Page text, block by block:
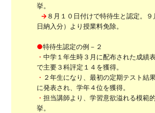
挙。
→ ８月１０日付けで特待生と認定。
日納入分）より授業料免除。
●特待生認定の例－２
・中学１年生時３月に配布された成績
で主要３科評定１４を獲得。
・ ２年生になり、最初の定期テスト結
に発表され、学年４位を獲得。
・担当講師より、学習意欲溢れる模範
挙。